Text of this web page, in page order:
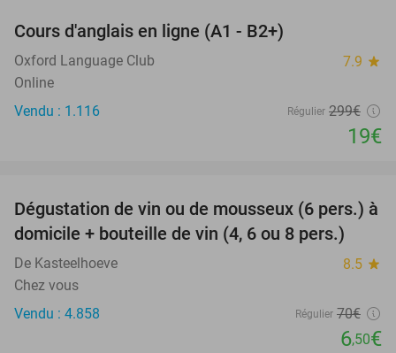
Cours d'anglais en ligne (A1 - B2+)
Oxford Language Club 7.9 star
Online
Vendu : 1.116
Régulier 299€
19€
91%
Dégustation de vin ou de mousseux (6 pers.) à
domicile + bouteille de vin (4, 6 ou 8 pers.)
De Kasteelhoeve 8.5 star
Chez vous
Vendu : 4.858
Régulier 70€
6,50€